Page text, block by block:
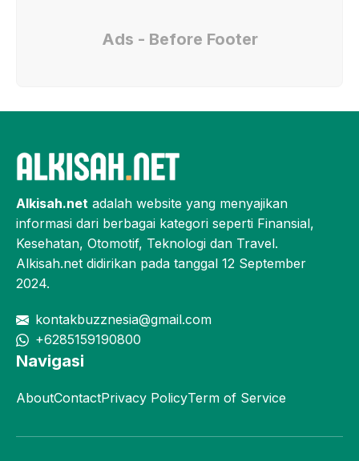
Ads - Before Footer
Alkisah.net adalah website yang menyajikan
informasi dari berbagai kategori seperti Finansial,
Kesehatan, Otomotif, Teknologi dan Travel.
Alkisah.net didirikan pada tanggal 12 September
2024.
kontakbuzznesia@gmail.com
+6285159190800
Navigasi
AboutContactPrivacy PolicyTerm of Service